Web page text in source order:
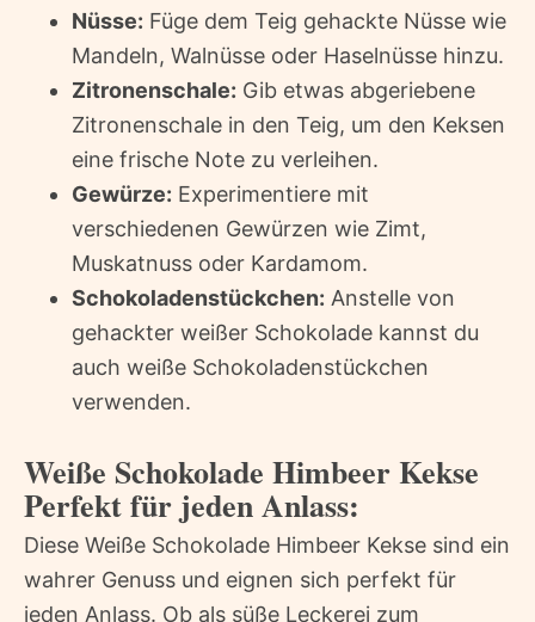
Nüsse: Füge dem Teig gehackte Nüsse wie
Mandeln, Walnüsse oder Haselnüsse hinzu.
Zitronenschale: Gib etwas abgeriebene
Zitronenschale in den Teig, um den Keksen
eine frische Note zu verleihen.
Gewürze: Experimentiere mit
verschiedenen Gewürzen wie Zimt,
Muskatnuss oder Kardamom.
Schokoladenstückchen: Anstelle von
gehackter weißer Schokolade kannst du
auch weiße Schokoladenstückchen
verwenden.
Weiße Schokolade Himbeer Kekse 
Perfekt für jeden Anlass:
Diese Weiße Schokolade Himbeer Kekse sind ein
wahrer Genuss und eignen sich perfekt für
jeden Anlass. Ob als süße Leckerei zum